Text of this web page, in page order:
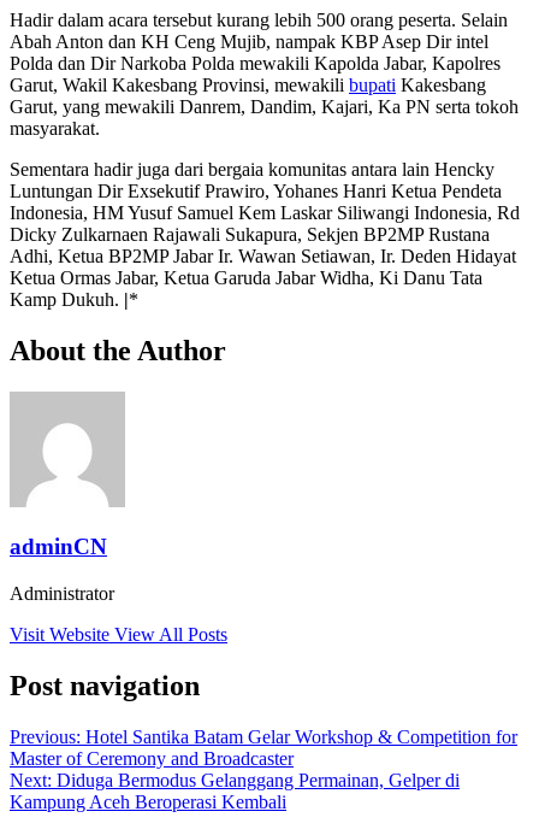
Hadir dalam acara tersebut kurang lebih 500 orang peserta. Selain
Abah Anton dan KH Ceng Mujib, nampak KBP Asep Dir intel
Polda dan Dir Narkoba Polda mewakili Kapolda Jabar, Kapolres
Garut, Wakil Kakesbang Provinsi, mewakili bupati Kakesbang
Garut, yang mewakili Danrem, Dandim, Kajari, Ka PN serta tokoh
masyarakat.
Sementara hadir juga dari bergaia komunitas antara lain Hencky
Luntungan Dir Exsekutif Prawiro, Yohanes Hanri Ketua Pendeta
Indonesia, HM Yusuf Samuel Kem Laskar Siliwangi Indonesia, Rd
Dicky Zulkarnaen Rajawali Sukapura, Sekjen BP2MP Rustana
Adhi, Ketua BP2MP Jabar Ir. Wawan Setiawan, Ir. Deden Hidayat
Ketua Ormas Jabar, Ketua Garuda Jabar Widha, Ki Danu Tata
Kamp Dukuh. |*
About the Author
adminCN
Administrator
Visit Website View All Posts
Post navigation
Previous: Hotel Santika Batam Gelar Workshop & Competition for
Master of Ceremony and Broadcaster
Next: Diduga Bermodus Gelanggang Permainan, Gelper di
Kampung Aceh Beroperasi Kembali